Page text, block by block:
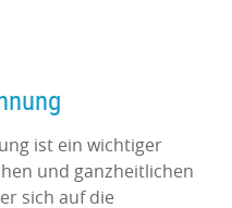
ist ein wichtiger
und ganzheitlichen
sich auf die